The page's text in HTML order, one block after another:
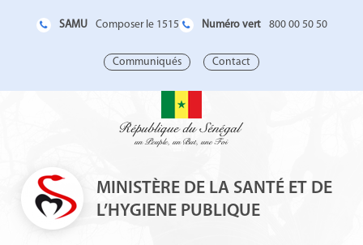
SAMU Composer le 1515 Numéro vert 800 00 50 50
Communiqués Contact
MINISTÈRE DE LA SANTÉ ET DE
L’HYGIENE PUBLIQUE